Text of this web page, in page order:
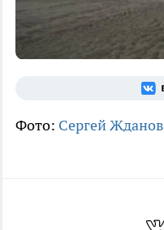
Фото: Сергей Жданов